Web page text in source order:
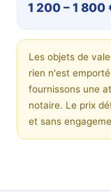
1 200 – 1 800
Les objets de
rien n'est
fournissons une
notaire. Le prix
et sans